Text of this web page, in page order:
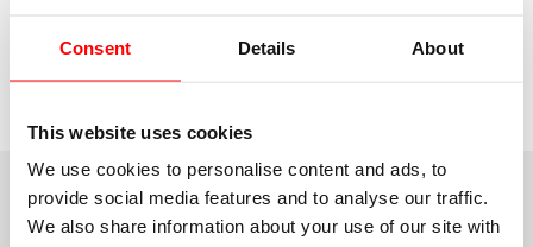
Consent Details About
This website uses cookies
We use cookies to personalise content and ads, to
provide social media features and to analyse our traffic.
We also share information about your use of our site with
GOLD SPONSORS